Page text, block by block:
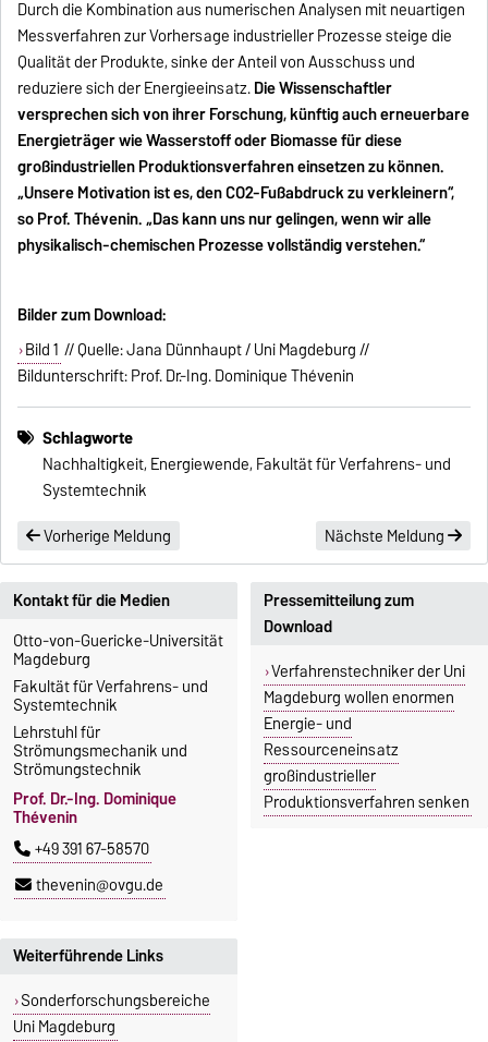
Durch die Kombination aus numerischen Analysen mit neuartigen
Messverfahren zur Vorhersage industrieller Prozesse steige die
Qualität der Produkte, sinke der Anteil von Ausschuss und
reduziere sich der Energieeinsatz.Die Wissenschaftler
versprechen sich von ihrer Forschung, künftig auch erneuerbare
Energieträger wie Wasserstoff oder Biomasse für diese
großindustriellen Produktionsverfahren einsetzen zu können.
„Unsere Motivation ist es, den CO2-Fußabdruck zu verkleinern“,
so Prof. Thévenin. „Das kann uns nur gelingen, wenn wir alle
physikalisch-chemischen Prozesse vollständig verstehen.“
Bilder zum Download:
Bild 1 // Quelle: Jana Dünnhaupt / Uni Magdeburg //
Bildunterschrift: Prof. Dr.-Ing. Dominique Thévenin
Schlagworte
Nachhaltigkeit, Energiewende, Fakultät für Verfahrens- und
Systemtechnik
Vorherige Meldung
Nächste Meldung
Kontakt für die Medien
Otto-von-Guericke-Universität
Magdeburg
Fakultät für Verfahrens- und
Systemtechnik
Lehrstuhl für
Strömungsmechanik und
Strömungstechnik
Prof. Dr.-Ing. Dominique
Thévenin
+49 391 67-58570
thevenin@ovgu.de
Pressemitteilung zum
Download
Verfahrenstechniker der Uni
Magdeburg wollen enormen
Energie- und
Ressourceneinsatz
großindustrieller
Produktionsverfahren senken
Weiterführende Links
Sonderforschungsbereiche
Uni Magdeburg